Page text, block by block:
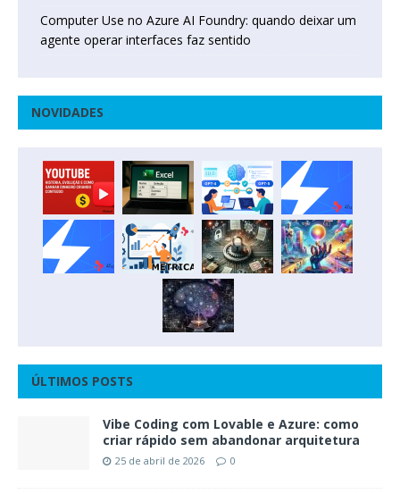
Computer Use no Azure AI Foundry: quando deixar um
agente operar interfaces faz sentido
NOVIDADES
ÚLTIMOS POSTS
Vibe Coding com Lovable e Azure: como
criar rápido sem abandonar arquitetura
25 de abril de 2026 0